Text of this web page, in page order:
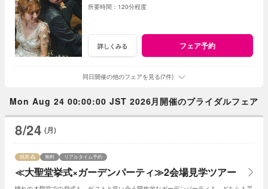
120分程度
詳しくみる フェア予約
同日開催の他のフェアを見る(7件)
Mon Aug 24 00:00:00 JST 2026月開催のブライダルフェア
8/24 (月)
≪大聖堂挙式×ガーデンパーティ≫2会場見学ツアー
残席 無料 リアルタイム予約